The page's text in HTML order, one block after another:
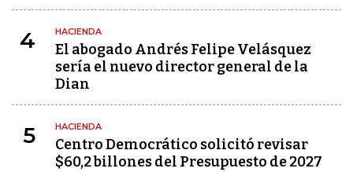
4 HACIENDA
El abogado Andrés Felipe Velásquez
sería el nuevo director general de la
Dian
5 HACIENDA
Centro Democrático solicitó revisar
$60,2 billones del Presupuesto de 2027